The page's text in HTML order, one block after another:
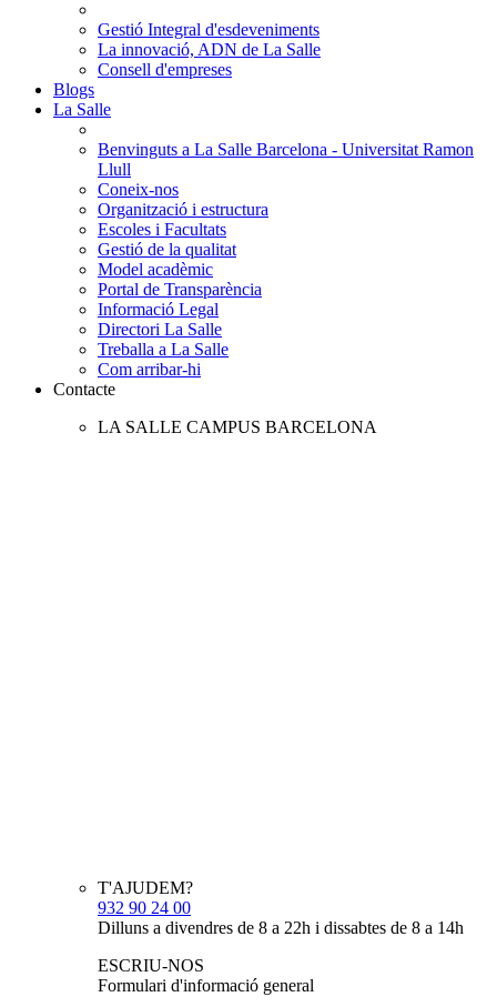
Gestió Integral d'esdeveniments
La innovació, ADN de La Salle
Consell d'empreses
Blogs
La Salle
Benvinguts a La Salle Barcelona - Universitat Ramon
Llull
Coneix-nos
Organització i estructura
Escoles i Facultats
Gestió de la qualitat
Model acadèmic
Portal de Transparència
Informació Legal
Directori La Salle
Treballa a La Salle
Com arribar-hi
Contacte
LA SALLE CAMPUS BARCELONA
T'AJUDEM?
932 90 24 00
Dilluns a divendres de 8 a 22h i dissabtes de 8 a 14h
ESCRIU-NOS
Formulari d'informació general